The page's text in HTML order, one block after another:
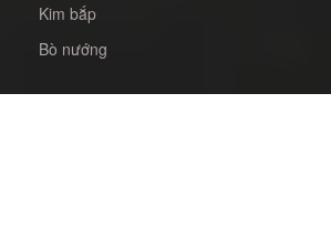
Kim bắp
Bò nướng